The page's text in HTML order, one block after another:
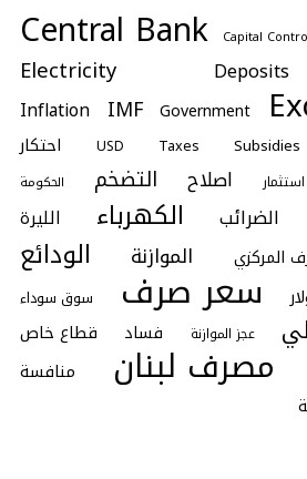
Capital
Central Bank
Deposits
Electricity
Government
IMF
Inflation
Subsidies
Taxes
USD احتكار
استثمار اصلاح التضخم
الحكومة
الضرائب الكهرباء الليرة
المركزي الموازنة الودائع
سعر صرف سوق سوداء
عجز الموازنة فساد قطاع خاص
مصرف لبنان
منافسة